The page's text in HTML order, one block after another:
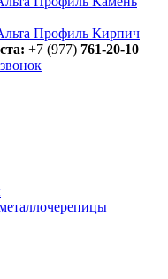
Профиль Кирпич
+7 (977) 761-20-10